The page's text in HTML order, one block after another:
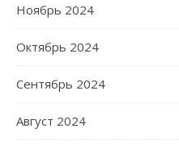
Ноябрь 2024
Октябрь 2024
Сентябрь 2024
Август 2024